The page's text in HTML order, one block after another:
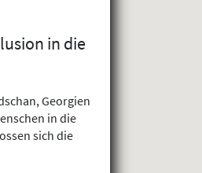
in die
Georgien
in die
sich die